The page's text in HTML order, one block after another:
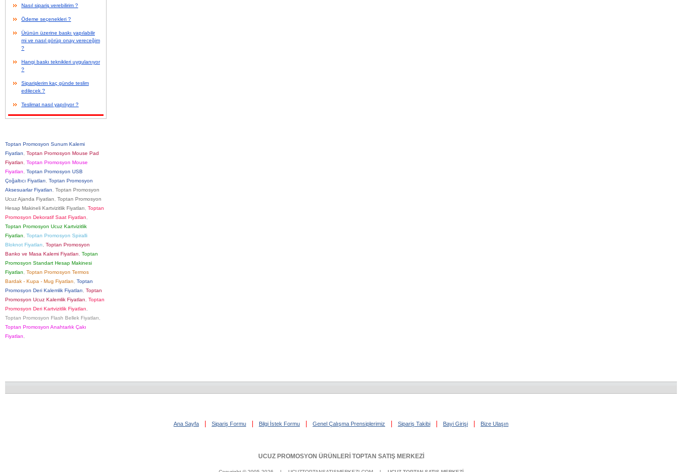
Nasıl sipariş verebilirim ?
Ödeme seçenekleri ?
Ürünün üzerine baskı yapılabilir
mi ve nasıl görüp onay vereceğim
?
Hangi baskı teknikleri uygulanıyor
?
Siparişlerim kaç günde teslim
edilecek ?
Teslimat nasıl yapılıyor ?
Toptan Promosyon Sunum Kalemi
Fiyatları
Toptan Promosyon Mouse Pad
Fiyatları
Toptan Promosyon Mouse
Fiyatları
Toptan Promosyon USB
Çoğaltıcı Fiyatları
Toptan Promosyon
Aksesuarlar Fiyatları
Toptan Promosyon
Ucuz Ajanda Fiyatları
Toptan Promosyon
Hesap Makineli Kartvizitlik Fiyatları
Toptan
Promosyon Dekoratif Saat Fiyatları
Toptan Promosyon Ucuz Kartvizitlik
Fiyatları
Toptan Promosyon Spiralli
Bloknot Fiyatları
Toptan Promosyon
Banko ve Masa Kalemi Fiyatları
Toptan
Promosyon Standart Hesap Makinesi
Fiyatları
Toptan Promosyon Termos
Bardak - Kupa - Mug Fiyatları
Toptan
Promosyon Deri Kalemlik Fiyatları
Toptan
Promosyon Ucuz Kalemlik Fiyatları
Toptan
Promosyon Deri Kartvizitlik Fiyatları
Toptan Promosyon Flash Bellek Fiyatları
Toptan Promosyon Anahtarlık Çakı
Fiyatları
Ana Sayfa Sipariş Formu Bilgi İstek Formu Genel Çalışma Prensiplerimiz Sipariş Takibi Bayi Girişi Bize Ulaşın
UCUZ PROMOSYON ÜRÜNLERİ TOPTAN SATIŞ MERKEZİ